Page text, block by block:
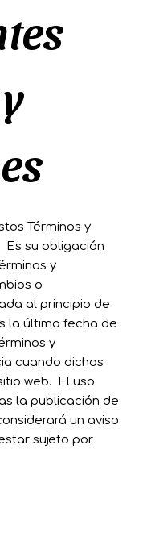
Términos y
Es su obligación
y
o
al principio de
la última fecha de
y
cuando dichos
web. El uso
la publicación de
un aviso
sujeto por